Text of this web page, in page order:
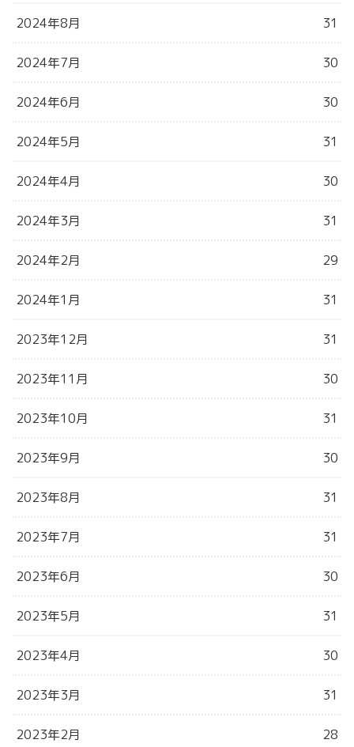
2024年8月 31
2024年7月 30
2024年6月 30
2024年5月 31
2024年4月 30
2024年3月 31
2024年2月 29
2024年1月 31
2023年12月 31
2023年11月 30
2023年10月 31
2023年9月 30
2023年8月 31
2023年7月 31
2023年6月 30
2023年5月 31
2023年4月 30
2023年3月 31
2023年2月 28